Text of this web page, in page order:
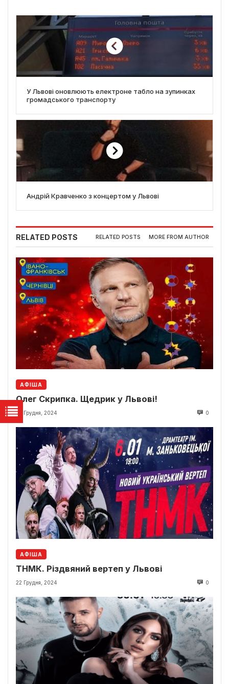
У Львові оновлюють електроне табло на зупинках
громадського транспорту
Андрій Кравченко з концертом у Львові
RELATED POSTS RELATED POSTS MORE FROM AUTHOR
АФІША
Олег Скрипка. Щедрик у Львові!
22 Грудня, 2024 0
АФІША
ТНМК. Різдвяний вертеп у Львові
22 Грудня, 2024 0